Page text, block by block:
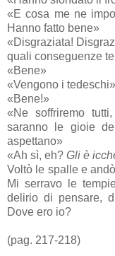
«E cosa me ne
Hanno fatto bene»
«Disgraziata!
quali conseguenze
«Bene»
«Vengono i tedeschi»
«Bene!»
«Ne soffriremo
saranno le gioie
aspettano»
«Ah sì, eh? Gli è
Voltò le spalle e
Mi serravo le
delirio di pensare,
Dove ero io?
(pag. 217-218)